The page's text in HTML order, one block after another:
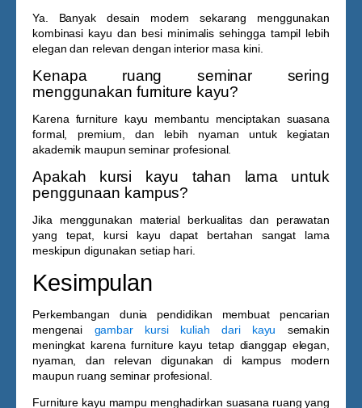
Ya. Banyak desain modern sekarang menggunakan
kombinasi kayu dan besi minimalis sehingga tampil lebih
elegan dan relevan dengan interior masa kini.
Kenapa ruang seminar sering
menggunakan furniture kayu?
Karena furniture kayu membantu menciptakan suasana
formal, premium, dan lebih nyaman untuk kegiatan
akademik maupun seminar profesional.
Apakah kursi kayu tahan lama untuk
penggunaan kampus?
Jika menggunakan material berkualitas dan perawatan
yang tepat, kursi kayu dapat bertahan sangat lama
meskipun digunakan setiap hari.
Kesimpulan
Perkembangan dunia pendidikan membuat pencarian
mengenai gambar kursi kuliah dari kayu semakin
meningkat karena furniture kayu tetap dianggap elegan,
nyaman, dan relevan digunakan di kampus modern
maupun ruang seminar profesional.
Furniture kayu mampu menghadirkan suasana ruang yang